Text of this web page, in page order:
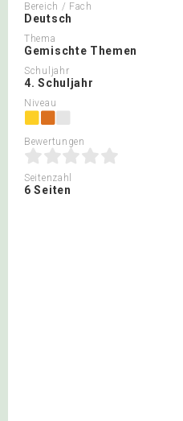
Bereich / Fach
Deutsch
Thema
Gemischte Themen
Schuljahr
4. Schuljahr
Niveau
Bewertungen
Seitenzahl
6 Seiten